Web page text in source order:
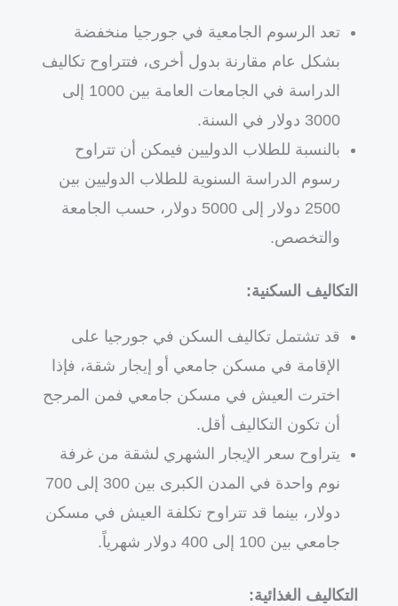
تعد الرسوم الجامعية في جورجيا منخفضة
بشكل عام مقارنة بدول أخرى، فتتراوح تكاليف
الدراسة في الجامعات العامة بين 1000 إلى
3000 دولار في السنة.
بالنسبة للطلاب الدوليين فيمكن أن تتراوح
رسوم الدراسة السنوية للطلاب الدوليين بين
2500 دولار إلى 5000 دولار، حسب الجامعة
والتخصص.
التكاليف السكنية:
قد تشتمل تكاليف السكن في جورجيا على
الإقامة في مسكن جامعي أو إيجار شقة، فإذا
اخترت العيش في مسكن جامعي فمن المرجح
أن تكون التكاليف أقل.
يتراوح سعر الإيجار الشهري لشقة من غرفة
نوم واحدة في المدن الكبرى بين 300 إلى 700
دولار، بينما قد تتراوح تكلفة العيش في مسكن
جامعي بين 100 إلى 400 دولار شهرياً.
التكاليف الغذائية: